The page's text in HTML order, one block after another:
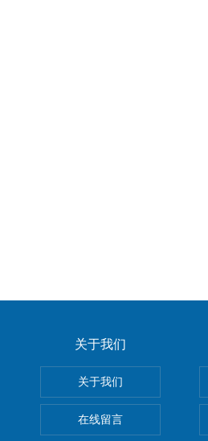
关于我们
关于我们
在线留言